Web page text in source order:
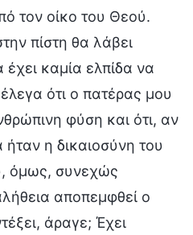
τον οίκο του Θεού.
πίστη θα λάβει
έχει καμία ελπίδα να
ότι ο πατέρας μου
φύση και ότι, αν
η δικαιοσύνη του
όμως, συνεχώς
αποπεμφθεί ο
άραγε; Έχει